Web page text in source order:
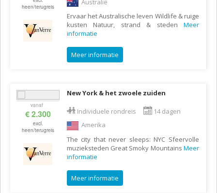
heen/terugreis
Ervaar het Australische leven Wildlife & ruige
kusten Natuur, strand & steden Meer
informatie
Meer informatie
vanaf
€ 2.300
excl.
heen/terugreis
New York & het zwoele zuiden
Individuele rondreis
14 dagen
Amerika
The city that never sleeps: NYC Sfeervolle
muzieksteden Great Smoky Mountains Meer
informatie
Meer informatie